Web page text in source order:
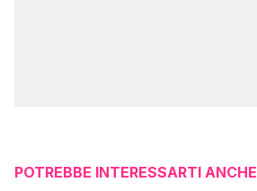
POTREBBE INTERESSARTI ANCHE